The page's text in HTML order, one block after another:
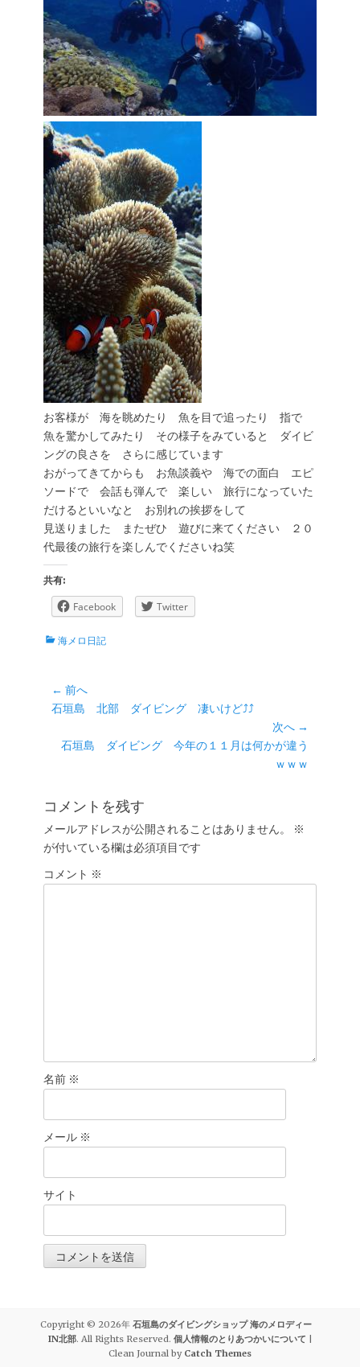
お客様が 海を眺めたり 魚を目で追ったり 指で
魚を驚かしてみたり その様子をみていると ダイビ
ングの良さを さらに感じています
おがってきてからも お魚談義や 海での面白 エピ
ソードで 会話も弾んで 楽しい 旅行になっていた
だけるといいなと お別れの挨拶をして
見送りました またぜひ 遊びに来てください ２０
代最後の旅行を楽しんでくださいね笑
共有:
Facebook Twitter
カ 海メロ日記
投
稿
ビ
シ
ョ
ン
← 前へ
前
投
石垣島 北部 ダイビング 凄いけど⤴⤴
次へ →
次
稿:
石垣島 ダイビング 今年の１１月は何かが違う
ｗｗｗ
コメントを残す
メールアドレスが公開されることはありません。
※
が付いている欄は必須項目です
コメント ※
名前 ※
メール ※
サイト
Copyright © 2026年 石垣島のダイビングショップ 海のメロディー
IN北部. All Rights Reserved. 個人情報のとりあつかいについて |
Clean Journal by Catch Themes